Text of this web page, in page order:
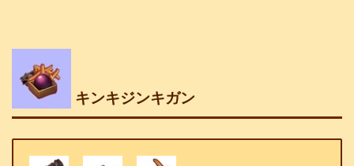
キンキジンキガン